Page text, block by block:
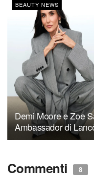
BEAUTY NEWS
Demi Moore e Zoe
Ambassador di
Commenti 8